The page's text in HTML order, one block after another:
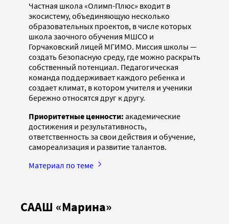
Частная школа «Олимп-Плюс» входит в
экосистему, объединяющую несколько
образовательных проектов, в числе которых
школа заочного обучения МШСО и
Горчаковский лицей МГИМО. Миссия школы —
создать безопасную среду, где можно раскрыть
собственный потенциал. Педагогическая
команда поддерживает каждого ребенка и
создает климат, в котором учителя и ученики
бережно относятся друг к другу.
Приоритетные ценности: академические
достижения и результативность,
ответственность за свои действия и обучение,
самореализация и развитие талантов.
Материал по теме
СААШ «Марина»